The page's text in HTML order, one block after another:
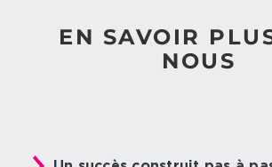
EN SAVOIR
NOUS